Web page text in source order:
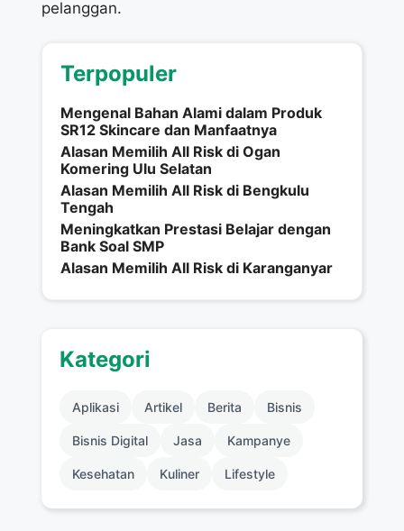
pelanggan.
Terpopuler
Mengenal Bahan Alami dalam Produk
SR12 Skincare dan Manfaatnya
Alasan Memilih All Risk di Ogan
Komering Ulu Selatan
Alasan Memilih All Risk di Bengkulu
Tengah
Meningkatkan Prestasi Belajar dengan
Bank Soal SMP
Alasan Memilih All Risk di Karanganyar
Kategori
Aplikasi Artikel Berita Bisnis
Bisnis Digital Jasa Kampanye
Kesehatan Kuliner Lifestyle